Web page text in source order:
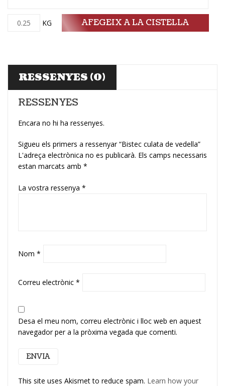
Quantitat KG AFEGEIX A LA CISTELLA
RESSENYES (0)
RESSENYES
Encara no hi ha ressenyes.
Sigueu els primers a ressenyar “Bistec culata de vedella”
L'adreça electrònica no es publicarà. Els camps necessaris
estan marcats amb *
La vostra ressenya *
Nom *
Correu electrònic *
Desa el meu nom, correu electrònic i lloc web en aquest
navegador per a la pròxima vegada que comenti.
This site uses Akismet to reduce spam. Learn how your